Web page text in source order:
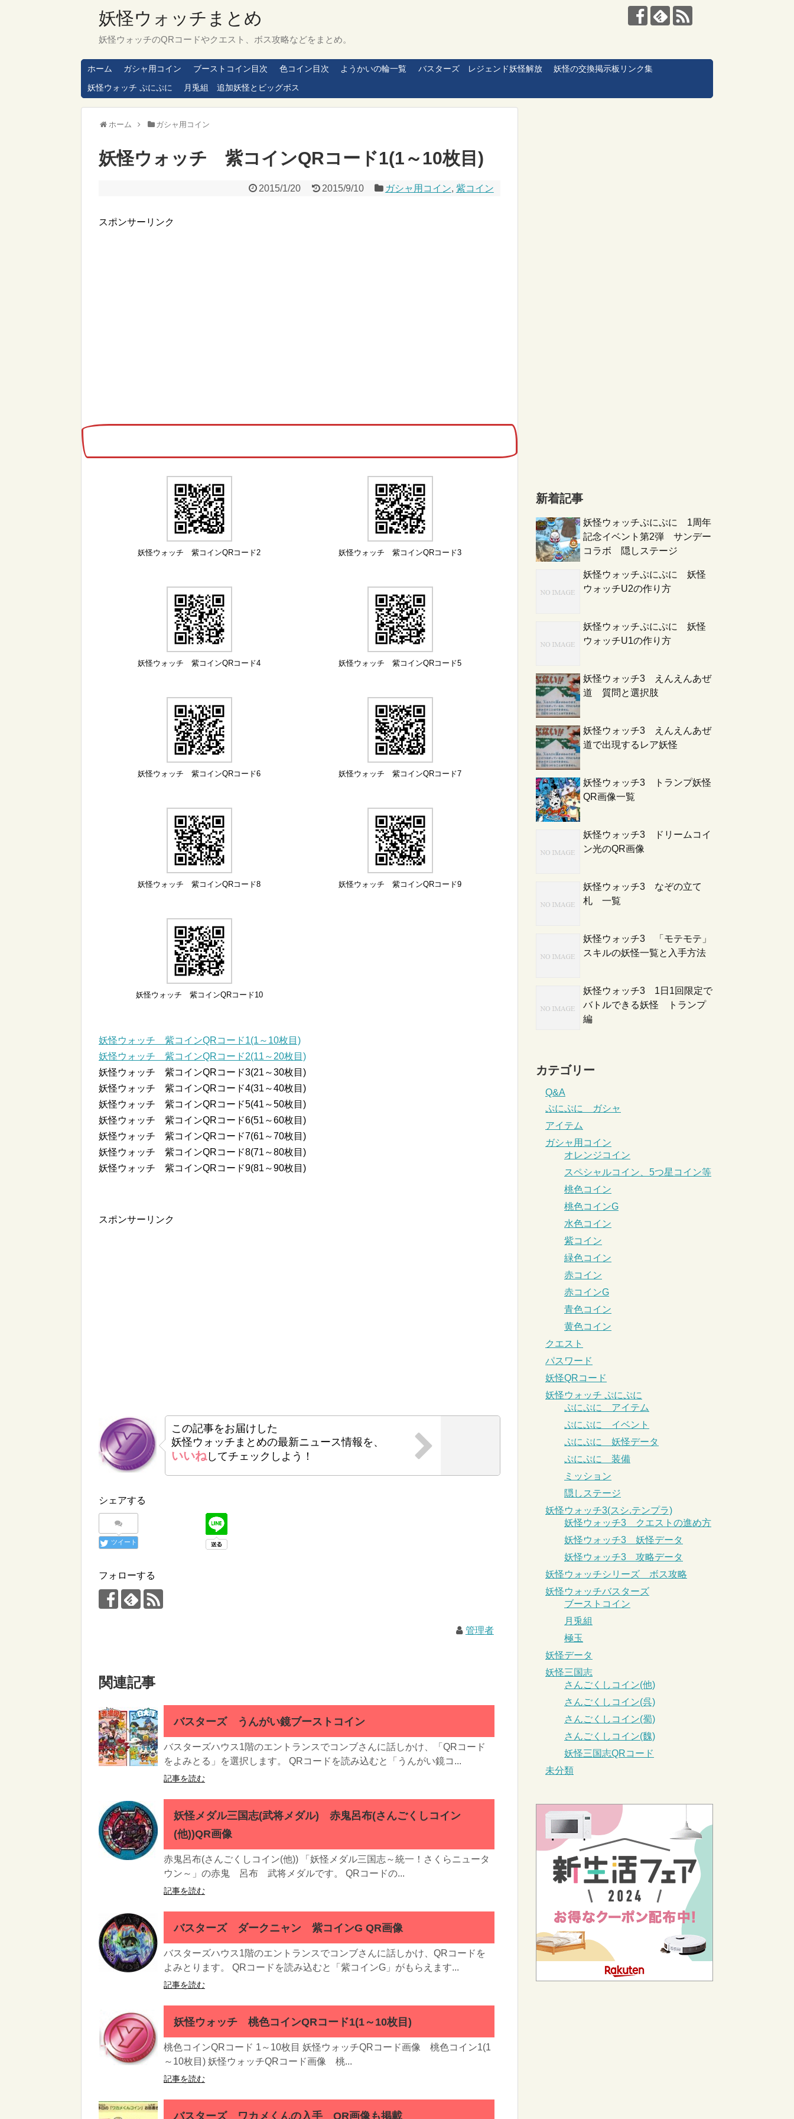
妖怪ウォッチまとめ
妖怪ウォッチのQRコードやクエスト、ボス攻略などをまとめ。
ホーム ガシャ用コイン ブーストコイン目次 色コイン目次 ようかいの輪一覧 バスターズ レジェンド妖怪解放
妖怪の交換掲示板リンク集
妖怪ウォッチ ぷにぷに
月兎組 追加妖怪とビッグボス
ホーム ガシャ用コイン
妖怪ウォッチ 紫コインQRコード1(1～10枚目)
2015/1/20 2015/9/10 ガシャ用コイン, 紫コイン
スポンサーリンク
妖怪ウォッチ 紫コインQRコード2 妖怪ウォッチ 紫コインQRコード3
妖怪ウォッチ 紫コインQRコード4 妖怪ウォッチ 紫コインQRコード5
妖怪ウォッチ 紫コインQRコード6 妖怪ウォッチ 紫コインQRコード7
妖怪ウォッチ 紫コインQRコード8 妖怪ウォッチ 紫コインQRコード9
妖怪ウォッチ 紫コインQRコード10
妖怪ウォッチ 紫コインQRコード1(1～10枚目)
妖怪ウォッチ 紫コインQRコード2(11～20枚目)
妖怪ウォッチ 紫コインQRコード3(21～30枚目)
妖怪ウォッチ 紫コインQRコード4(31～40枚目)
妖怪ウォッチ 紫コインQRコード5(41～50枚目)
妖怪ウォッチ 紫コインQRコード6(51～60枚目)
妖怪ウォッチ 紫コインQRコード7(61～70枚目)
妖怪ウォッチ 紫コインQRコード8(71～80枚目)
妖怪ウォッチ 紫コインQRコード9(81～90枚目)
スポンサーリンク
この記事をお届けした
妖怪ウォッチまとめの最新ニュース情報を、
いいねしてチェックしよう！
シェアする
ツイート
フォローする
管理者
関連記事
バスターズ うんがい鏡ブーストコイン
バスターズハウス1階のエントランスでコンブさんに話しかけ、「QRコード
をよみとる」を選択します。 QRコードを読み込むと「うんがい鏡コ...
記事を読む
妖怪メダル三国志(武将メダル) 赤鬼呂布(さんごくしコイン
(他))QR画像
赤鬼呂布(さんごくしコイン(他)) 「妖怪メダル三国志～統一！さくらニュータ
ウン～」の赤鬼 呂布 武将メダルです。 QRコードの...
記事を読む
バスターズ ダークニャン 紫コインG QR画像
バスターズハウス1階のエントランスでコンブさんに話しかけ、QRコードを
よみとります。 QRコードを読み込むと「紫コインG」がもらえます...
記事を読む
妖怪ウォッチ 桃色コインQRコード1(1～10枚目)
桃色コインQRコード 1～10枚目 妖怪ウォッチQRコード画像 桃色コイン1(1
～10枚目) 妖怪ウォッチQRコード画像 桃...
記事を読む
バスターズ ワカメくんの入手 QR画像も掲載
新着記事
妖怪ウォッチぷにぷに 1周年
記念イベント第2弾 サンデー
コラボ 隠しステージ
妖怪ウォッチぷにぷに 妖怪
ウォッチU2の作り方
妖怪ウォッチぷにぷに 妖怪
ウォッチU1の作り方
妖怪ウォッチ3 えんえんあぜ
道 質問と選択肢
妖怪ウォッチ3 えんえんあぜ
道で出現するレア妖怪
妖怪ウォッチ3 トランプ妖怪
QR画像一覧
妖怪ウォッチ3 ドリームコイ
ン光のQR画像
妖怪ウォッチ3 なぞの立て
札 一覧
妖怪ウォッチ3 「モテモテ」
スキルの妖怪一覧と入手方法
妖怪ウォッチ3 1日1回限定で
バトルできる妖怪 トランプ
編
カテゴリー
Q&A
ぷにぷに ガシャ
アイテム
ガシャ用コイン
オレンジコイン
スペシャルコイン、5つ星コイン等
桃色コイン
桃色コインG
水色コイン
紫コイン
緑色コイン
赤コイン
赤コインG
青色コイン
黄色コイン
クエスト
パスワード
妖怪QRコード
妖怪ウォッチ ぷにぷに
ぷにぷに アイテム
ぷにぷに イベント
ぷにぷに 妖怪データ
ぷにぷに 装備
ミッション
隠しステージ
妖怪ウォッチ3(スシ.テンプラ)
妖怪ウォッチ3 クエストの進め方
妖怪ウォッチ3 妖怪データ
妖怪ウォッチ3 攻略データ
妖怪ウォッチシリーズ ボス攻略
妖怪ウォッチバスターズ
ブーストコイン
月兎組
極玉
妖怪データ
妖怪三国志
さんごくしコイン(他)
さんごくしコイン(呉)
さんごくしコイン(蜀)
さんごくしコイン(魏)
妖怪三国志QRコード
未分類